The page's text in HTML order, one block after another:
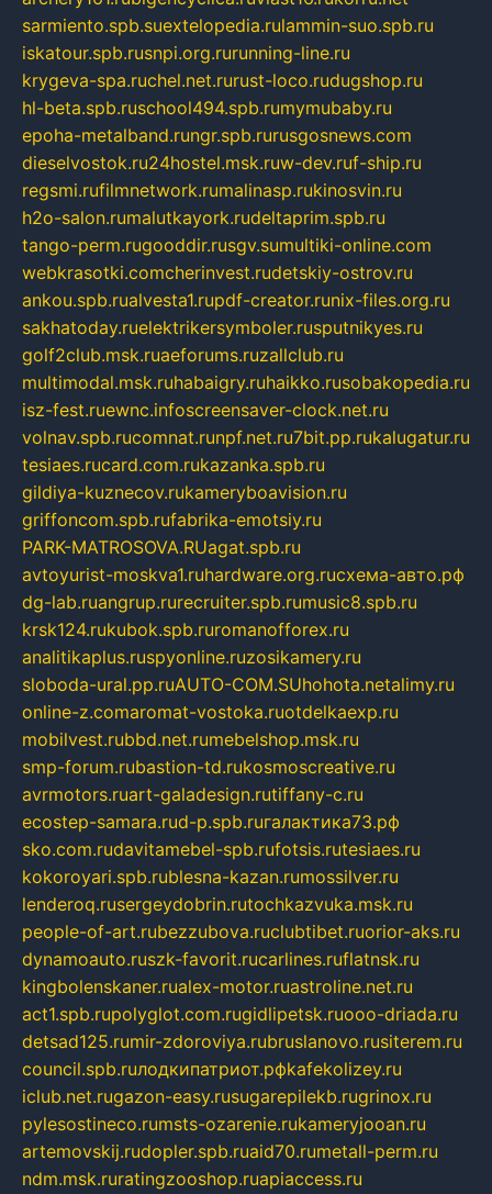
sarmiento.spb.suextelopedia.rulammin-suo.spb.ru
iskatour.spb.rusnpi.org.rurunning-line.ru
krygeva-spa.ruchel.net.rurust-loco.rudugshop.ru
hl-beta.spb.ruschool494.spb.rumymubaby.ru
epoha-metalband.rungr.spb.rurusgosnews.com
dieselvostok.ru24hostel.msk.ruw-dev.ruf-ship.ru
regsmi.rufilmnetwork.rumalinasp.rukinosvin.ru
h2o-salon.rumalutkayork.rudeltaprim.spb.ru
tango-perm.rugooddir.rusgv.sumultiki-online.com
webkrasotki.comcherinvest.rudetskiy-ostrov.ru
ankou.spb.rualvesta1.rupdf-creator.runix-files.org.ru
sakhatoday.ruelektrikersymboler.rusputnikyes.ru
golf2club.msk.ruaeforums.ruzallclub.ru
multimodal.msk.ruhabaigry.ruhaikko.rusobakopedia.ru
isz-fest.ruewnc.infoscreensaver-clock.net.ru
volnav.spb.rucomnat.runpf.net.ru7bit.pp.rukalugatur.ru
tesiaes.rucard.com.rukazanka.spb.ru
gildiya-kuznecov.rukameryboavision.ru
griffoncom.spb.rufabrika-emotsiy.ru
PARK-MATROSOVA.RUagat.spb.ru
avtoyurist-moskva1.ruhardware.org.ruсхема-авто.рф
dg-lab.ruangrup.rurecruiter.spb.rumusic8.spb.ru
krsk124.rukubok.spb.ruromanofforex.ru
analitikaplus.ruspyonline.ruzosikamery.ru
sloboda-ural.pp.ruAUTO-COM.SUhohota.netalimy.ru
online-z.comaromat-vostoka.ruotdelkaexp.ru
mobilvest.rubbd.net.rumebelshop.msk.ru
smp-forum.rubastion-td.rukosmoscreative.ru
avrmotors.ruart-galadesign.rutiffany-c.ru
ecostep-samara.rud-p.spb.ruгалактика73.рф
sko.com.rudavitamebel-spb.rufotsis.rutesiaes.ru
kokoroyari.spb.rublesna-kazan.rumossilver.ru
lenderoq.rusergeydobrin.rutochkazvuka.msk.ru
people-of-art.rubezzubova.ruclubtibet.ruorior-aks.ru
dynamoauto.ruszk-favorit.rucarlines.ruflatnsk.ru
kingbolenskaner.rualex-motor.ruastroline.net.ru
act1.spb.rupolyglot.com.rugidlipetsk.ruooo-driada.ru
detsad125.rumir-zdoroviya.rubruslanovo.rusiterem.ru
council.spb.ruлодкипатриот.рфkafekolizey.ru
iclub.net.rugazon-easy.rusugarepilekb.rugrinox.ru
pylesostineco.rumsts-ozarenie.rukameryjooan.ru
artemovskij.rudopler.spb.ruaid70.rumetall-perm.ru
ndm.msk.ruratingzooshop.ruapiaccess.ru